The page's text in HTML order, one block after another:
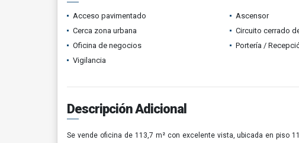
Acceso pavimentado Ascensor
Cerca zona urbana
Circuito cerrado
Oficina de negocios
Portería /
Vigilancia
Descripción Adicional
Se vende oficina de 113,7 m² con excelente vista, ubicada en piso